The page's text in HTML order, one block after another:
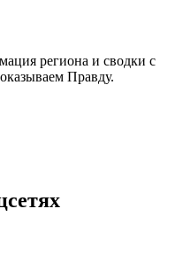
региона и сводки с
Правду.